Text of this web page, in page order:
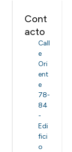
Cont
acto
Call
e
Ori
ent
e
78-
84
-
Edi
fici
o